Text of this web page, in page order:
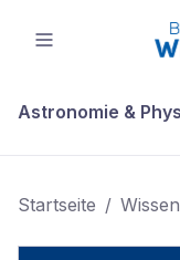
Astronomie &
Startseite /